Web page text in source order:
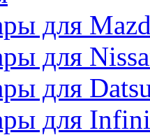
для
для
для
для